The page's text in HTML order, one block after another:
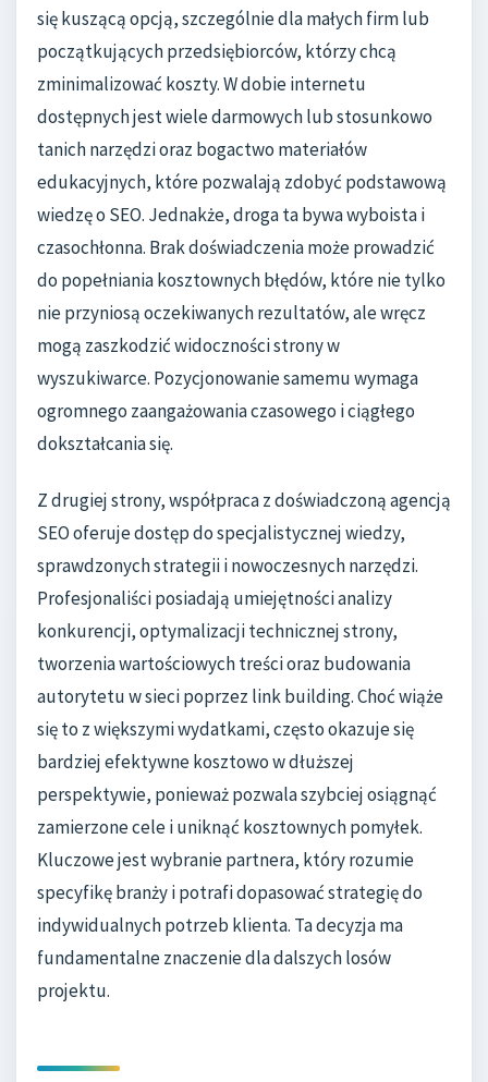
się kuszącą opcją, szczególnie dla małych firm lub
początkujących przedsiębiorców, którzy chcą
zminimalizować koszty. W dobie internetu
dostępnych jest wiele darmowych lub stosunkowo
tanich narzędzi oraz bogactwo materiałów
edukacyjnych, które pozwalają zdobyć podstawową
wiedzę o SEO. Jednakże, droga ta bywa wyboista i
czasochłonna. Brak doświadczenia może prowadzić
do popełniania kosztownych błędów, które nie tylko
nie przyniosą oczekiwanych rezultatów, ale wręcz
mogą zaszkodzić widoczności strony w
wyszukiwarce. Pozycjonowanie samemu wymaga
ogromnego zaangażowania czasowego i ciągłego
dokształcania się.
Z drugiej strony, współpraca z doświadczoną agencją
SEO oferuje dostęp do specjalistycznej wiedzy,
sprawdzonych strategii i nowoczesnych narzędzi.
Profesjonaliści posiadają umiejętności analizy
konkurencji, optymalizacji technicznej strony,
tworzenia wartościowych treści oraz budowania
autorytetu w sieci poprzez link building. Choć wiąże
się to z większymi wydatkami, często okazuje się
bardziej efektywne kosztowo w dłuższej
perspektywie, ponieważ pozwala szybciej osiągnąć
zamierzone cele i uniknąć kosztownych pomyłek.
Kluczowe jest wybranie partnera, który rozumie
specyfikę branży i potrafi dopasować strategię do
indywidualnych potrzeb klienta. Ta decyzja ma
fundamentalne znaczenie dla dalszych losów
projektu.